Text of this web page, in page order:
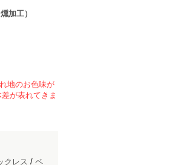
加工）
地のお色味が
が表れてきま
クレス / ペ